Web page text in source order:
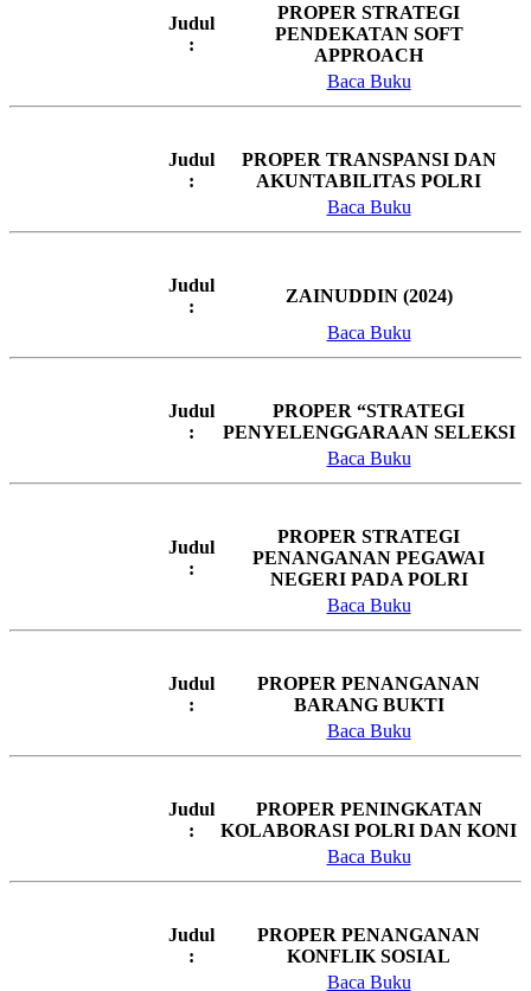
Judul
:
PROPER STRATEGI
PENDEKATAN SOFT
APPROACH
Baca Buku
Judul
:
PROPER TRANSPANSI DAN
AKUNTABILITAS POLRI
Baca Buku
Judul
:
ZAINUDDIN (2024)
Baca Buku
Judul
:
PROPER “STRATEGI
PENYELENGGARAAN SELEKSI
Baca Buku
Judul
:
PROPER STRATEGI
PENANGANAN PEGAWAI
NEGERI PADA POLRI
Baca Buku
Judul
:
PROPER PENANGANAN
BARANG BUKTI
Baca Buku
Judul
:
PROPER PENINGKATAN
KOLABORASI POLRI DAN KONI
Baca Buku
Judul
:
PROPER PENANGANAN
KONFLIK SOSIAL
Baca Buku